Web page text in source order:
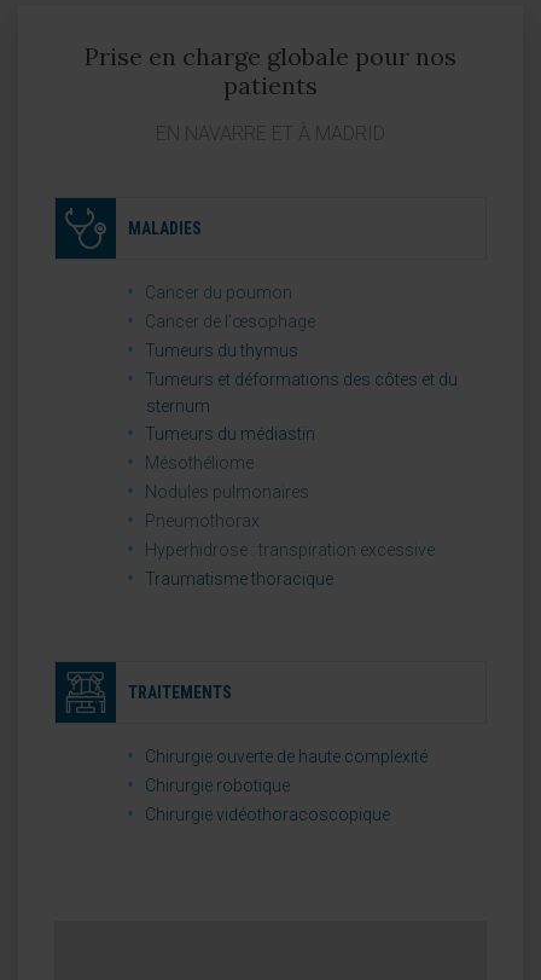
Prise en charge globale pour nos
patients
EN NAVARRE ET À MADRID
MALADIES
Cancer du poumon
Cancer de l’œsophage
Tumeurs du thymus
Tumeurs et déformations des côtes et du
sternum
Tumeurs du médiastin
Mésothéliome
Nodules pulmonaires
Pneumothorax
Hyperhidrose : transpiration excessive
Traumatisme thoracique
TRAITEMENTS
Chirurgie ouverte de haute complexité
Chirurgie robotique
Chirurgie vidéothoracoscopique